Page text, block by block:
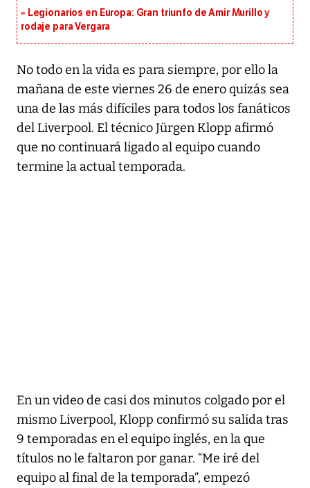
Legionarios en Europa: Gran triunfo de Amir Murillo y
rodaje para Vergara
No todo en la vida es para siempre, por ello la
mañana de este viernes 26 de enero quizás sea
una de las más difíciles para todos los fanáticos
del Liverpool. El técnico Jürgen Klopp afirmó
que no continuará ligado al equipo cuando
termine la actual temporada.
En un video de casi dos minutos colgado por el
mismo Liverpool, Klopp confirmó su salida tras
9 temporadas en el equipo inglés, en la que
títulos no le faltaron por ganar. “Me iré del
equipo al final de la temporada”, empezó